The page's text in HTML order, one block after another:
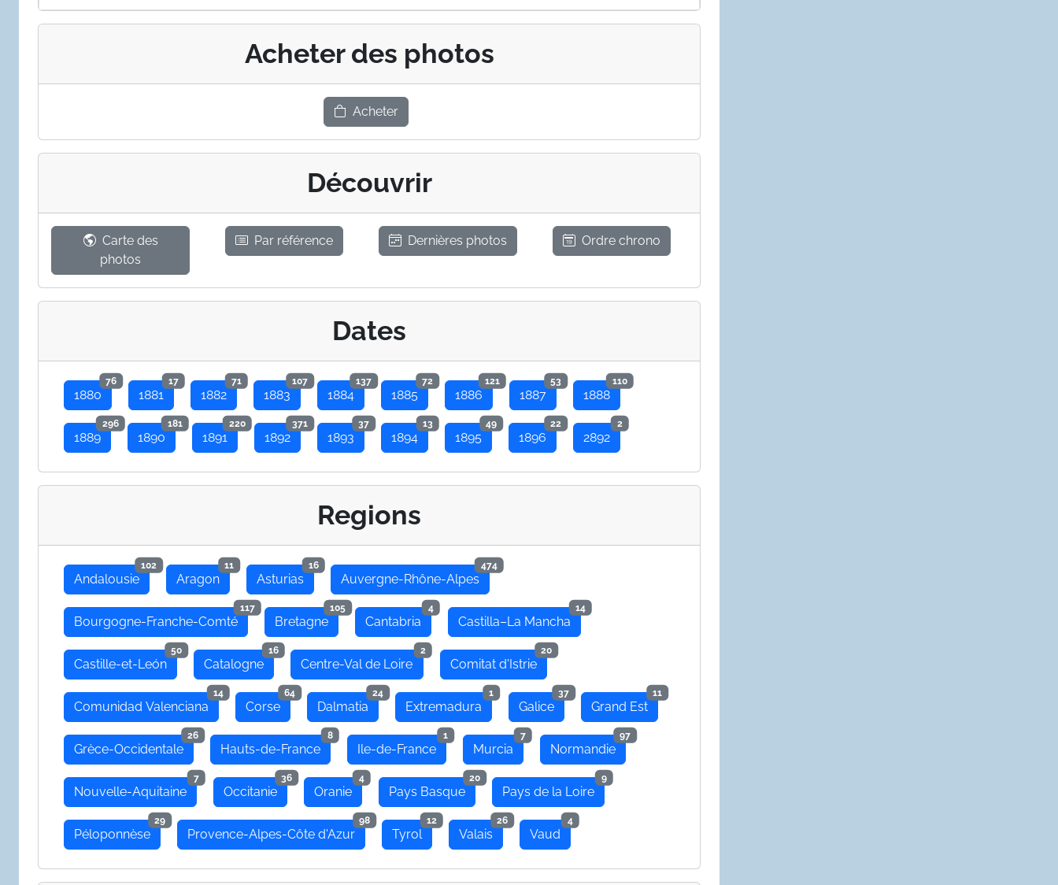
Acheter des photos
Acheter
Découvrir
Carte des
photos
Par référence Dernières photos Ordre chrono
Dates
1880
76
1881
17
1882
71
1883
107
1884
137
1885
72
1886
121
1887
53
1888
110
1889
296
1890
181
1891
220
1892
371
1893
37
1894
13
1895
49
1896
22
2892
2
Regions
Andalousie
102
Aragon
11
Asturias
16
Auvergne-Rhône-Alpes
474
Bourgogne-Franche-Comté
117
Bretagne
105
Cantabria
4
Castilla–La Mancha
14
Castille-et-León
50
Catalogne
16
Centre-Val de Loire
2
Comitat d'Istrie
20
Comunidad Valenciana
14
Corse
64
Dalmatia
24
Extremadura
1
Galice
37
Grand Est
11
Grèce-Occidentale
26
Hauts-de-France
8
Ile-de-France
1
Murcia
7
Normandie
97
Nouvelle-Aquitaine
7
Occitanie
36
Oranie
4
Pays Basque
20
Pays de la Loire
9
Péloponnèse
29
Provence-Alpes-Côte d'Azur
98
Tyrol
12
Valais
26
Vaud
4